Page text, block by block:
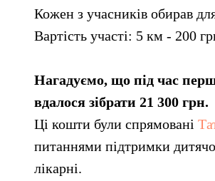
Кожен з учасників обирав
Вартість участі: 5 км - 200
Нагадуємо, що під час
вдалося зібрати 21 300 грн.
Ці кошти були спрямовані
питаннями підтримки
лікарні.